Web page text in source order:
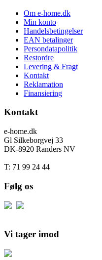
Om e-home.dk
Min konto
Handelsbetingelser
EAN betalinger
Persondatapolitik
Restordre
Levering & Fragt
Kontakt
Reklamation
Finansiering
Kontakt
e-home.dk
Gl Silkeborgvej 33
DK-8920 Randers NV
T: 71 99 24 44
Følg os
Vi tager imod